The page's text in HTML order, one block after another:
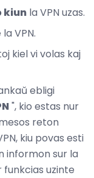
kiun la VPN uzas.
la VPN.
kiel vi volas kaj
ebligi
", kio estas nur
reton
kiu povas esti
informon sur la
funkcias uzinte